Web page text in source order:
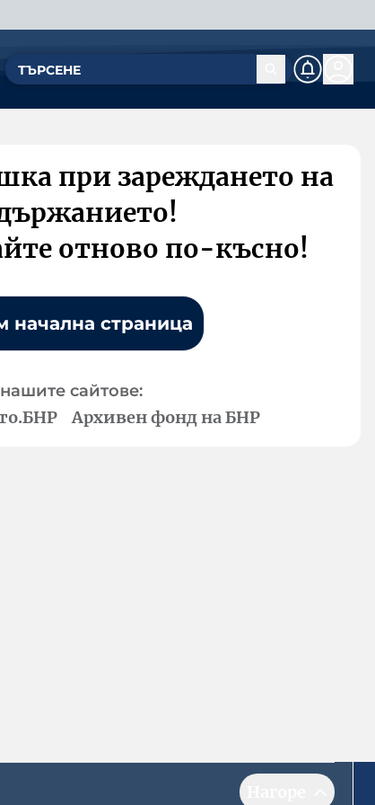
при зареждането на
отново по-късно!
начална страница
сайтове:
Архивен фонд на БНР